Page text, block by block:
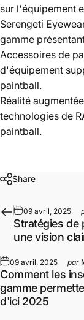
sur l'équipement
Serengeti
gamme
Accessoires de
d'équipement
paintball.
Réalité
technologies de
paintball.
Share
09 avril, 2025
Stratégies de
une vision
09 avril, 2025 par
Comment les
gamme
d'ici 2025